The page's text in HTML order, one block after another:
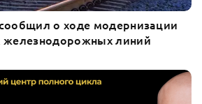
о ходе модернизации
железнодорожных линий